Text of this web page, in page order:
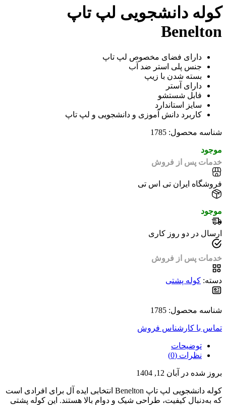
کوله‌ دانشجویی لپ‌ تاپ
Benelton
دارای فضای مخصوص لپ تاپ
جنس پلی استر ضد آب
بسته شدن با زیپ
دارای آستر
فابل شستشو
سایز استاندارد
کاربرد دانش آموزی و دانشجویی و لپ تاپ
شناسه محصول: 1785
موجود
خدمات پس از فروش
فروشگاه ایران تی اس تی
موجود
ارسال در دو روز کاری
خدمات پس از فروش
دسته: کوله پشتی
شناسه محصول: 1785
تماس با کارشناس فروش
توضیحات
نظرات (0)
بروز شده در آبان 12, 1404
کوله‌ دانشجویی لپ‌ تاپ Benelton انتخابی ایده‌ آل برای افرادی است
که به‌دنبال کیفیت، طراحی شیک و دوام بالا هستند. این کوله‌ پشتی